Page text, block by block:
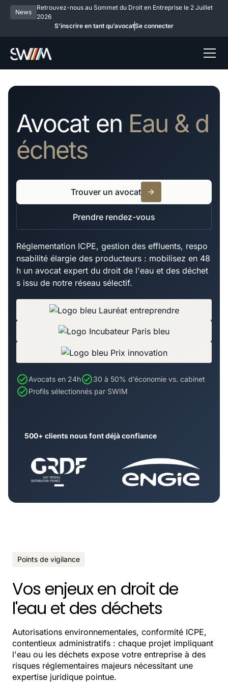
News
Retrouvez-nous au Sommet du Droit en Entreprise le 2 Juillet
2026
S’inscrire en tant qu’avocatSe connecter
Avocat en Eau & d
échets
Trouver un avocat
Prendre rendez-vous
Réglementation ICPE, gestion des effluents, respo
nsabilité élargie des producteurs : mobilisez en 48
h un avocat expert du droit de l'eau et des déchet
s issu de notre réseau sélectif.
Avocats en 24h
30 à 50% d’économie vs. cabinet
Profils sélectionnés par SWIM
500+ clients nous font déjà confiance
Points de vigilance
Vos enjeux en droit de
l'eau et des déchets
Autorisations environnementales, conformité ICPE,
contentieux administratifs : chaque projet impliquant
l'eau ou les déchets expose votre entreprise à des
risques réglementaires majeurs nécessitant une
expertise juridique pointue.